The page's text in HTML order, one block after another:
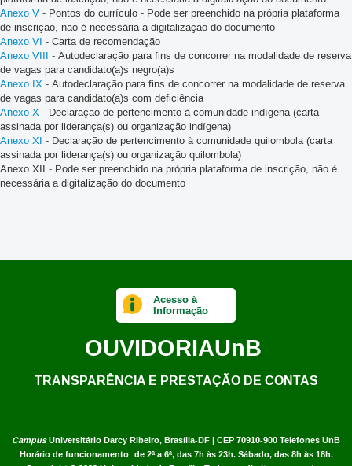
Anexo V - Pontos do currículo - Pode ser preenchido na própria plataforma
de inscrição, não é necessária a digitalização do documento
Anexo VI - Carta de recomendação
Anexo VIII - Autodeclaração para fins de concorrer na modalidade de reserva
de vagas para candidato(a)s negro(a)s
Anexo IX - Autodeclaração para fins de concorrer na modalidade de reserva
de vagas para candidato(a)s com deficiência
Anexo X - Declaração de pertencimento à comunidade indígena (carta
assinada por liderança(s) ou organização indígena)
Anexo XI - Declaração de pertencimento à comunidade quilombola (carta
assinada por liderança(s) ou organização quilombola)
Anexo XII - Pode ser preenchido na própria plataforma de inscrição, não é
necessária a digitalização do documento
CampusUniversitário Darcy Ribeiro, Brasília-DF | CEP 70910-900 Telefones UnB
Horário de funcionamento: de 2ª a 6ª, das 7h às 23h. Sábado, das 8h às 18h.
Acesso à
Informação
OUVIDORIAUnB
TRANSPARÊNCIA E PRESTAÇÃO DE CONTAS